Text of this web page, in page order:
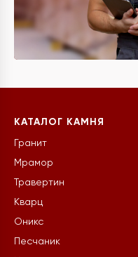
КАТАЛОГ КАМНЯ
Гранит
Мрамор
Травертин
Кварц
Оникс
Песчаник